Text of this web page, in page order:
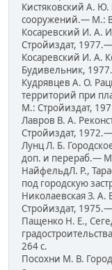
Кистяковский А.
сооружений.— М.:
Косаревский И. А.
Стройиздат,
Косаревский И. А.
Будивельник,
Кудрявцев А. О.
территорий при
М.: Стройиздат,
Лавров В. А.
Стройиздат,
Лунц Л. Б.
доп. и перераб.—
НайфельдЛ. Р.,
под городскую
Николаевская З.
Стройиздат,
Пащенко Н. Е.,
264 с.
Посохни М. В.